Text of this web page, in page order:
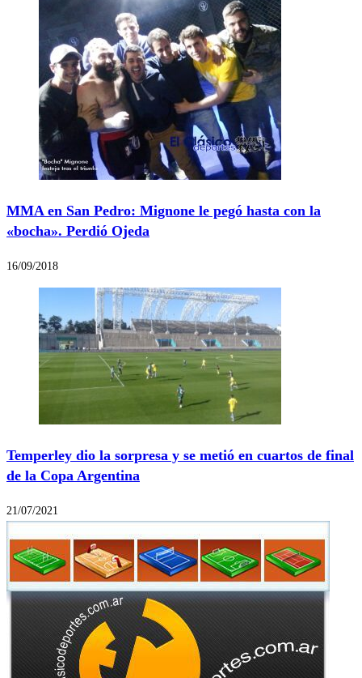
MMA en San Pedro: Mignone le pegó hasta con la
«bocha». Perdió Ojeda
16/09/2018
Temperley dio la sorpresa y se metió en cuartos de final
de la Copa Argentina
21/07/2021